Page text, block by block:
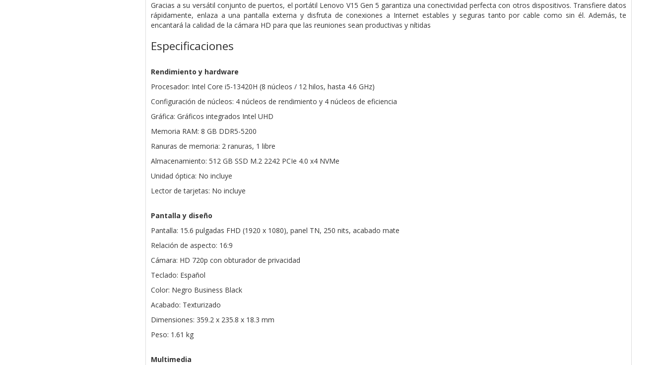
Gracias a su versátil conjunto de puertos, el portátil Lenovo V15 Gen 5 garantiza una conectividad perfecta con otros dispositivos. Transfiere datos
rápidamente, enlaza a una pantalla externa y disfruta de conexiones a Internet estables y seguras tanto por cable como sin él. Además, te
encantará la calidad de la cámara HD para que las reuniones sean productivas y nítidas
Especificaciones
Rendimiento y hardware
Procesador: Intel Core i5-13420H (8 núcleos / 12 hilos, hasta 4.6 GHz)
Configuración de núcleos: 4 núcleos de rendimiento y 4 núcleos de eficiencia
Gráfica: Gráficos integrados Intel UHD
Memoria RAM: 8 GB DDR5-5200
Ranuras de memoria: 2 ranuras, 1 libre
Almacenamiento: 512 GB SSD M.2 2242 PCIe 4.0 x4 NVMe
Unidad óptica: No incluye
Lector de tarjetas: No incluye
Pantalla y diseño
Pantalla: 15.6 pulgadas FHD (1920 x 1080), panel TN, 250 nits, acabado mate
Relación de aspecto: 16:9
Cámara: HD 720p con obturador de privacidad
Teclado: Español
Color: Negro Business Black
Acabado: Texturizado
Dimensiones: 359.2 x 235.8 x 18.3 mm
Peso: 1.61 kg
Multimedia